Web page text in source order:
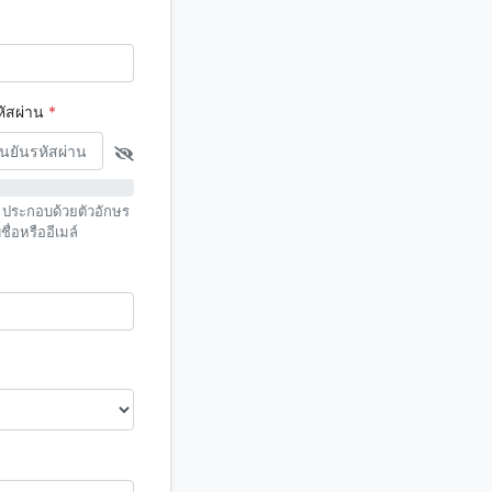
สผ่าน *
ระกอบด้วยตัวอักษร
อหรืออีเมล์